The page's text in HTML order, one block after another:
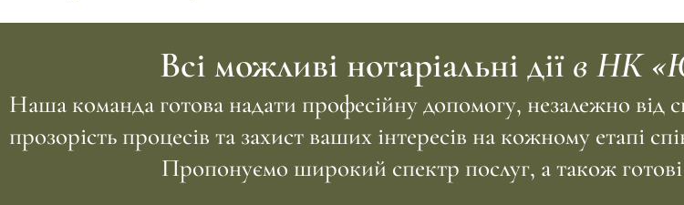
Всі можливі нотаріальні дії в НК
Наша команда готова надати професійну допомогу, незалежно від
прозорість процесів та захист ваших інтересів на кожному етапі
Пропонуємо широкий спектр послуг, а також